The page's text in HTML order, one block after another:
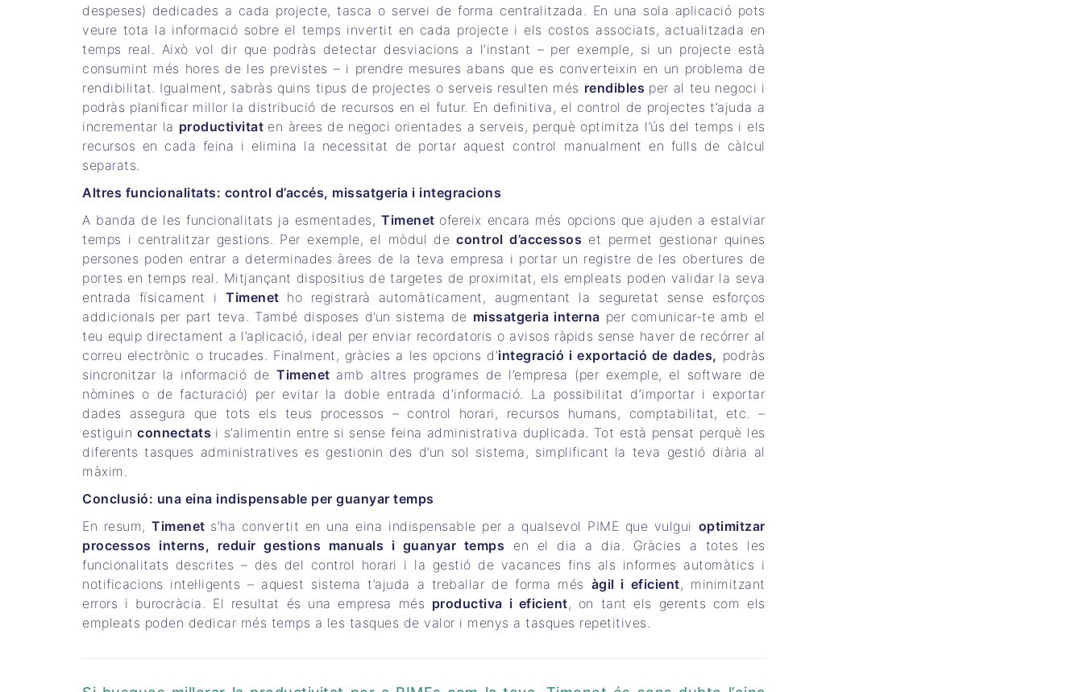
despeses) dedicades a cada projecte, tasca o servei de forma centralitzada. En una sola aplicació pots
veure tota la informació sobre el temps invertit en cada projecte i els costos associats, actualitzada en
temps real. Això vol dir que podràs detectar desviacions a l’instant – per exemple, si un projecte està
consumint més hores de les previstes – i prendre mesures abans que es converteixin en un problema de
rendibilitat. Igualment, sabràs quins tipus de projectes o serveis resulten més rendibles per al teu negoci i
podràs planificar millor la distribució de recursos en el futur. En definitiva, el control de projectes t’ajuda a
incrementar la productivitat en àrees de negoci orientades a serveis, perquè optimitza l’ús del temps i els
recursos en cada feina i elimina la necessitat de portar aquest control manualment en fulls de càlcul
separats.
Altres funcionalitats: control d’accés, missatgeria i integracions
A banda de les funcionalitats ja esmentades,Timenet ofereix encara més opcions que ajuden a estalviar
temps i centralitzar gestions. Per exemple, el mòdul decontrol d’accessos et permet gestionar quines
persones poden entrar a determinades àrees de la teva empresa i portar un registre de les obertures de
portes en temps real. Mitjançant dispositius de targetes de proximitat, els empleats poden validar la seva
entrada físicament iTimenet ho registrarà automàticament, augmentant la seguretat sense esforços
addicionals per part teva. També disposes d’un sistema de missatgeria interna per comunicar-te amb el
teu equip directament a l’aplicació, ideal per enviar recordatoris o avisos ràpids sense haver de recórrer al
correu electrònic o trucades. Finalment, gràcies a les opcions d’integració i exportació de dades, podràs
sincronitzar la informació deTimenet amb altres programes de l’empresa (per exemple, el software de
nòmines o de facturació) per evitar la doble entrada d’informació. La possibilitat d’importar i exportar
dades assegura que tots els teus processos – control horari, recursos humans, comptabilitat, etc. –
estiguinconnectats i s’alimentin entre si sense feina administrativa duplicada. Tot està pensat perquè les
diferents tasques administratives es gestionin des d’un sol sistema, simplificant la teva gestió diària al
màxim.
Conclusió: una eina indispensable per guanyar temps
En resum,Timenet s’ha convertit en una eina indispensable per a qualsevol PIME que vulgui optimitzar
processos interns, reduir gestions manuals i guanyar temps en el dia a dia. Gràcies a totes les
funcionalitats descrites – des del control horari i la gestió de vacances fins als informes automàtics i
notificacions intel·ligents – aquest sistema t’ajuda a treballar de forma més àgil i eficient, minimitzant
errors i burocràcia. El resultat és una empresa més productiva i eficient, on tant els gerents com els
empleats poden dedicar més temps a les tasques de valor i menys a tasques repetitives.